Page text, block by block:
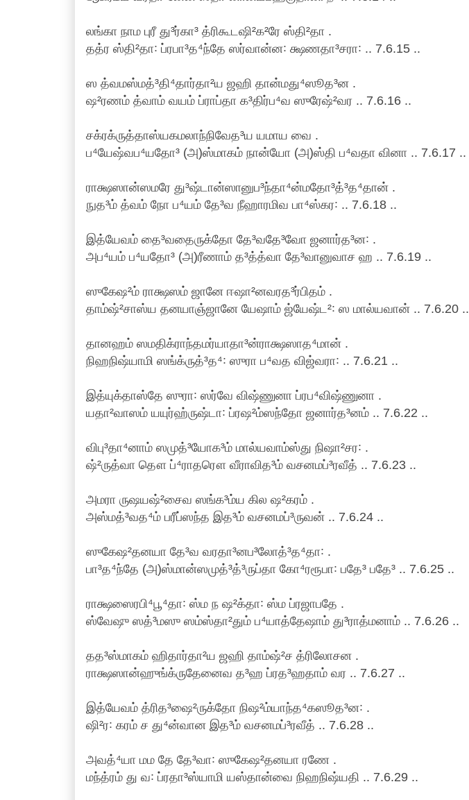
லங்கா நாம புரீ து³ர்கா³ த்ரிகூடஷி²க²ரே ஸ்தி²தா .
தத்ர ஸ்தி²தா꞉ ப்ரபா³த⁴ந்தே ஸர்வான்ன꞉ க்ஷணதா³சரா꞉ .. 7.6.15 ..
ஸ த்வமஸ்மத்³தி⁴தார்தா²ய ஜஹி தான்மது⁴ஸூத³ன .
ஷ²ரணம் த்வாம் வயம் ப்ராப்தா க³திர்ப⁴வ ஸுரேஷ்²வர .. 7.6.16 ..
சக்ரக்ருத்தாஸ்யகமலாந்நிவேத³ய யமாய வை .
ப⁴யேஷ்வப⁴யதோ³ (அ)ஸ்மாகம் நான்யோ (அ)ஸ்தி ப⁴வதா வினா .. 7.6.17 ..
ராக்ஷஸான்ஸமரே து³ஷ்டான்ஸானுப³ந்தா⁴ன்மதோ³த்³த⁴தான் .
நுத³ம் த்வம் நோ ப⁴யம் தே³வ நீஹாரமிவ பா⁴ஸ்கர꞉ .. 7.6.18 ..
இத்யேவம் தை³வதைருக்தோ தே³வதே³வோ ஜனார்த³ன꞉ .
அப⁴யம் ப⁴யதோ³ (அ)ரீணாம் த³த்த்வா தே³வானுவாச ஹ .. 7.6.19 ..
ஸுகேஷ²ம் ராக்ஷஸம் ஜானே ஈஷா²னவரத³ர்பிதம் .
தாம்ஷ்²சாஸ்ய தனயாஞ்ஜானே யேஷாம் ஜ்யேஷ்ட²꞉ ஸ மால்யவான் .. 7.6.20 ..
தானஹம் ஸமதிக்ராந்தமர்யாதா³ன்ராக்ஷஸாத⁴மான் .
நிஹநிஷ்யாமி ஸங்க்ருத்³த⁴꞉ ஸுரா ப⁴வத விஜ்வரா꞉ .. 7.6.21 ..
இத்யுக்தாஸ்தே ஸுரா꞉ ஸர்வே விஷ்ணுனா ப்ரப⁴விஷ்ணுனா .
யதா²வாஸம் யயுர்ஹ்ருஷ்டா꞉ ப்ரஷ²ம்ஸந்தோ ஜனார்த³னம் .. 7.6.22 ..
விபு³தா⁴னாம் ஸமுத்³யோக³ம் மால்யவாம்ஸ்து நிஷா²சர꞉ .
ஷ்²ருத்வா தௌ ப்⁴ராதரௌ வீராவித³ம் வசனமப்³ரவீத் .. 7.6.23 ..
அமரா ருஷயஷ்²சைவ ஸங்க³ம்ய கில ஷ²கரம் .
அஸ்மத்³வத⁴ம் பரீப்ஸந்த இத³ம் வசனமப்³ருவன் .. 7.6.24 ..
ஸுகேஷ²தனயா தே³வ வரதா³னப³லோத்³த⁴தா꞉ .
பா³த⁴ந்தே (அ)ஸ்மான்ஸமுத்³த்³ருப்தா கோ⁴ரரூபா꞉ பதே³ பதே³ .. 7.6.25 ..
ராக்ஷஸைரபி⁴பூ⁴தா꞉ ஸ்ம ந ஷ²க்தா꞉ ஸ்ம ப்ரஜாபதே .
ஸ்வேஷு ஸத்³மஸு ஸம்ஸ்தா²தும் ப⁴யாத்தேஷாம் து³ராத்மனாம் .. 7.6.26 ..
தத³ஸ்மாகம் ஹிதார்தா²ய ஜஹி தாம்ஷ்²ச த்ரிலோசன .
ராக்ஷஸான்ஹுங்க்ருதேனைவ த³ஹ ப்ரத³ஹதாம் வர .. 7.6.27 ..
இத்யேவம் த்ரித³ஷை²ருக்தோ நிஷ²ம்யாந்த⁴கஸூத³ன꞉ .
ஷி²ர꞉ கரம் ச து⁴ன்வான இத³ம் வசனமப்³ரவீத் .. 7.6.28 ..
அவத்⁴யா மம தே தே³வா꞉ ஸுகேஷ²தனயா ரணே .
மந்த்ரம் து வ꞉ ப்ரதா³ஸ்யாமி யஸ்தான்வை நிஹநிஷ்யதி .. 7.6.29 ..